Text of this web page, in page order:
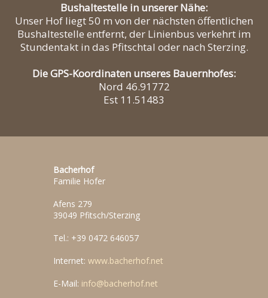
Bushaltestelle in unserer Nähe:
Unser Hof liegt 50 m von der nächsten öffentlichen
Bushaltestelle entfernt, der Linienbus verkehrt im
Stundentakt in das Pfitschtal oder nach Sterzing.
Die GPS-Koordinaten unseres Bauernhofes:
Nord 46.91772
Est 11.51483
Bacherhof
Familie Hofer
Afens 279
39049 Pfitsch/Sterzing
Tel.: +39 0472 646057
Internet: www.bacherhof.net
E-Mail: info@bacherhof.net